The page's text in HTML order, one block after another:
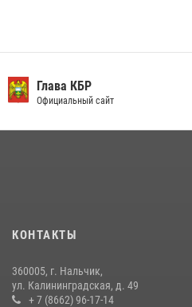
округе Росгвардии
09 июля 2026, 08:36
НАЧАЛЬНИК УПРАВЛЕНИЯ
БАЛКАРСКОЙ РЕСПУБЛИКЕ
Глава КБР
Официальный сайт
КОНТАКТЫ
360005, г. Нальчик,
ул. Калининградская, д. 49
+ 7 (8662) 96-17-14